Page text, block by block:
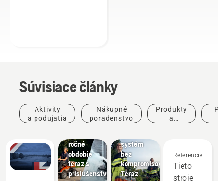
Súvisiace články
Aktivity
a podujatia
Nákupné
poradenstvo
Produkty
a
Ponuky
Rider pre
ročné
obdobie
teraz s
príslušenstvom
Ponuky
systém
bez
kompromisov.
Teraz
Referencie
Tieto
stroje